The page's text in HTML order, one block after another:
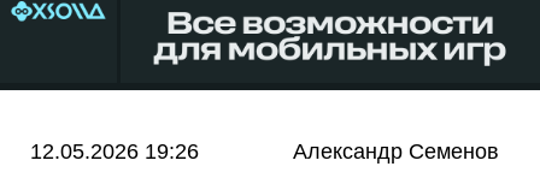
12.05.2026 19:26 Александр Семенов